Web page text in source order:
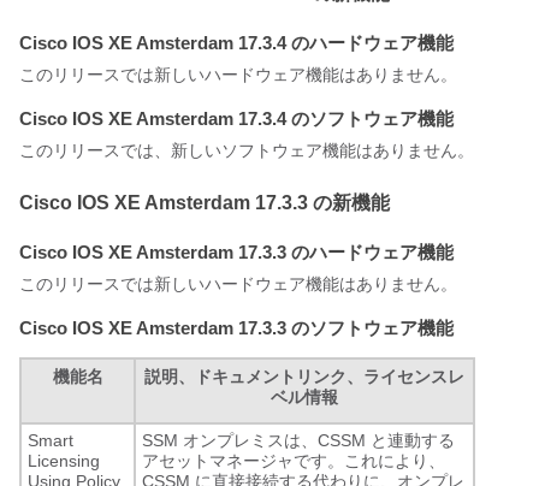
Cisco IOS XE Amsterdam 17.3.4 のハードウェア機能
このリリースでは新しいハードウェア機能はありません。
Cisco IOS XE Amsterdam 17.3.4 のソフトウェア機能
このリリースでは、新しいソフトウェア機能はありません。
Cisco IOS XE Amsterdam 17.3.3 の新機能
Cisco IOS XE Amsterdam 17.3.3 のハードウェア機能
このリリースでは新しいハードウェア機能はありません。
Cisco IOS XE Amsterdam 17.3.3 のソフトウェア機能
機能名
説明、ドキュメントリンク、ライセンスレ
ベル情報
Smart
Licensing
Using Policy
SSM オンプレミスは、CSSM と連動する
アセットマネージャです。これにより、
CSSM に直接接続する代わりに、オンプレ